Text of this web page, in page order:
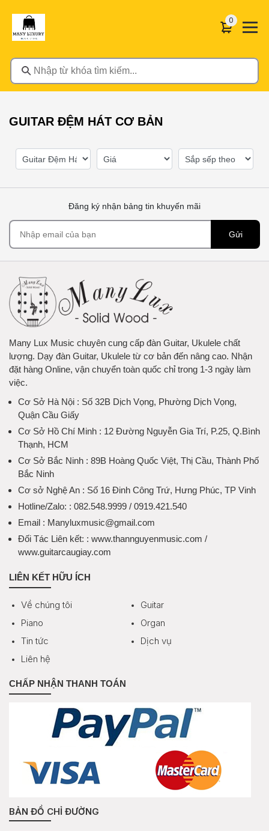
Nhập từ khóa tìm kiếm...
00 sản
GUITAR ĐỆM HÁT CƠ BẢN
Đăng ký nhận bảng tin khuyến mãi
Gửi
Many Lux Music chuyên cung cấp đàn Guitar, Ukulele chất
lượng. Dạy đàn Guitar, Ukulele từ cơ bản đến nâng cao. Nhận
đặt hàng Online, vận chuyển toàn quốc chỉ trong 1-3 ngày làm
việc.
Cơ Sở Hà Nội : Số 32B Dịch Vọng, Phường Dịch Vọng,
Quận Cầu Giấy
Cơ Sở Hồ Chí Minh : 12 Đường Nguyễn Gia Trí, P.25, Q.Bình
Thạnh, HCM
Cơ Sở Bắc Ninh : 89B Hoàng Quốc Việt, Thị Cầu, Thành Phố
Bắc Ninh
Cơ sở Nghệ An : Số 16 Đinh Công Trứ, Hưng Phúc, TP Vinh
Hotline/Zalo: : 082.548.9999 / 0919.421.540
Email : Manyluxmusic@gmail.com
Đối Tác Liên kết: : www.thannguyenmusic.com /
www.guitarcaugiay.com
LIÊN KẾT HỮU ÍCH
Về chúng tôi
Guitar
Piano
Organ
Tin tức
Dịch vụ
Liên hệ
CHẤP NHẬN THANH TOÁN
BẢN ĐỒ CHỈ ĐƯỜNG